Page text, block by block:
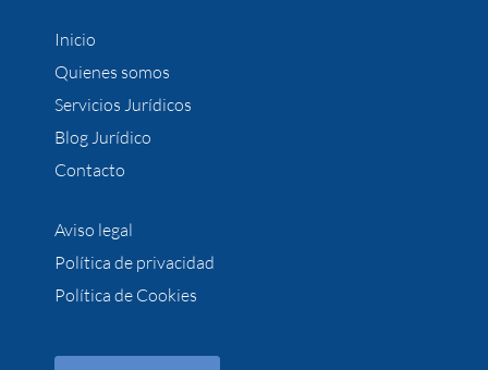
Inicio
Quienes somos
Servicios Jurídicos
Blog Jurídico
Contacto
Aviso legal
Política de privacidad
Política de Cookies